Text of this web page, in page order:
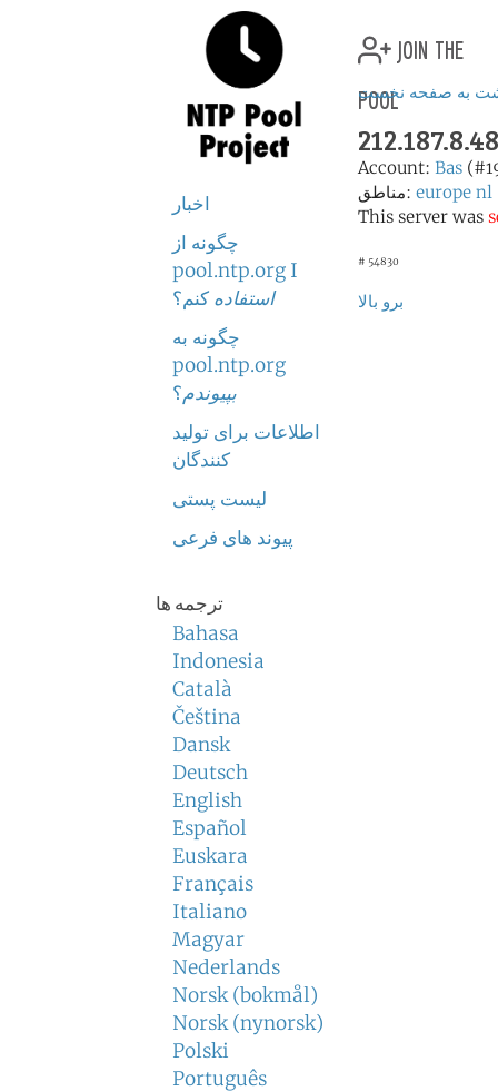
اخبار
چگونه از
pool.ntp.org I
استفاده کنم؟
چگونه به
pool.ntp.org
بپیوندم؟
اطلاعات برای تولید
کنندگان
لیست پستی
پیوند های فرعی
ترجمه ها
Bahasa
Indonesia
Català
Čeština
Dansk
Deutsch
English
Español
Euskara
Français
Italiano
Magyar
Nederlands
Norsk (bokmål)
Norsk (nynorsk)
Polski
Português
join the
pool
به صفحه نخست
Account: Bas
مناطق: europe nl
This server was
# 54830
برو بالا